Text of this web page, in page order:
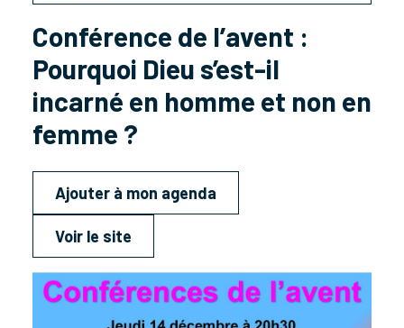
Conférence de l’avent :
Pourquoi Dieu s’est-il
incarné en homme et non en
femme ?
Ajouter à mon agenda
Voir le site